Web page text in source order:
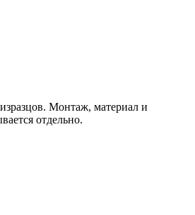
Монтаж, материал и
отдельно.